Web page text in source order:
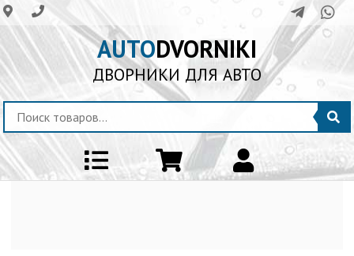
AUTODVORNIKI
ДВОРНИКИ ДЛЯ АВТО